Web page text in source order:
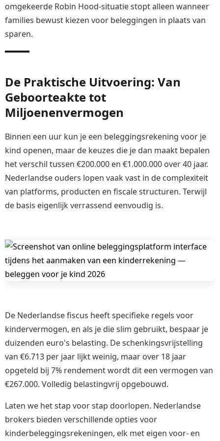
omgekeerde Robin Hood-situatie stopt alleen wanneer
families bewust kiezen voor beleggingen in plaats van
sparen.
De Praktische Uitvoering: Van
Geboorteakte tot
Miljoenenvermogen
Binnen een uur kun je een beleggingsrekening voor je
kind openen, maar de keuzes die je dan maakt bepalen
het verschil tussen €200.000 en €1.000.000 over 40 jaar.
Nederlandse ouders lopen vaak vast in de complexiteit
van platforms, producten en fiscale structuren. Terwijl
de basis eigenlijk verrassend eenvoudig is.
De Nederlandse fiscus heeft specifieke regels voor
kindervermogen, en als je die slim gebruikt, bespaar je
duizenden euro's belasting. De schenkingsvrijstelling
van €6.713 per jaar lijkt weinig, maar over 18 jaar
opgeteld bij 7% rendement wordt dit een vermogen van
€267.000. Volledig belastingvrij opgebouwd.
Laten we het stap voor stap doorlopen. Nederlandse
brokers bieden verschillende opties voor
kinderbeleggingsrekeningen, elk met eigen voor- en